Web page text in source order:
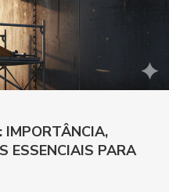
IMPORTÂNCIA,
ESSENCIAIS PARA